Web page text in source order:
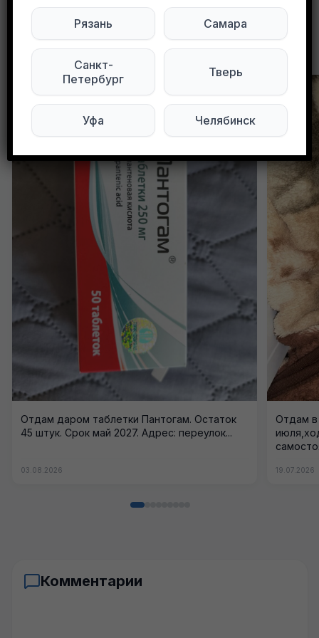
Другие объявления в этом городе
Отдам даром таблетки Пантогам. Остаток
45 штук. Срок май 2027. Адрес: переулок...
03.08.2026
Отдам
19.07.2026
Комментарии
Рязань Самара
Санкт-
Петербург
Тверь
Уфа Челябинск